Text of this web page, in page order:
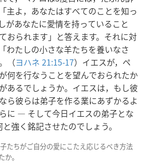
主よ，あなたはすべてのことを知っ
があなたに愛情を持っていること
おられます」と答えます。それに対
わたしの小さな羊たちを養いなさ
（ヨハネ 21:15-17）イエスが，ペ
何を行なうことを望んでおられたか
あるでしょうか。イエスは，もし彼
ら彼らは弟子を作る業にあずかるよ
に ― そして今日イエスの弟子とな
強く銘記させたのでしょう。
たちがご自分の愛にこたえ応じるべき方法
。